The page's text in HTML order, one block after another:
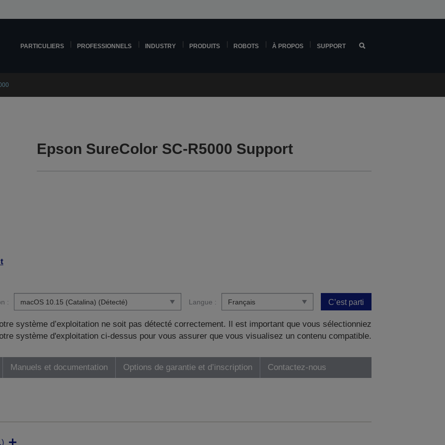
PARTICULIERS PROFESSIONNELS INDUSTRY PRODUITS ROBOTS À PROPOS SUPPORT
Epson SureColor SC-R5000 Support
: Langue : C’est parti
système d’exploitation ne soit pas détecté correctement. Il est important que vous sélectionniez
système d'exploitation ci-dessus pour vous assurer que vous visualisez un contenu compatible.
Manuels et documentation Options de garantie et d’inscription Contactez-nous